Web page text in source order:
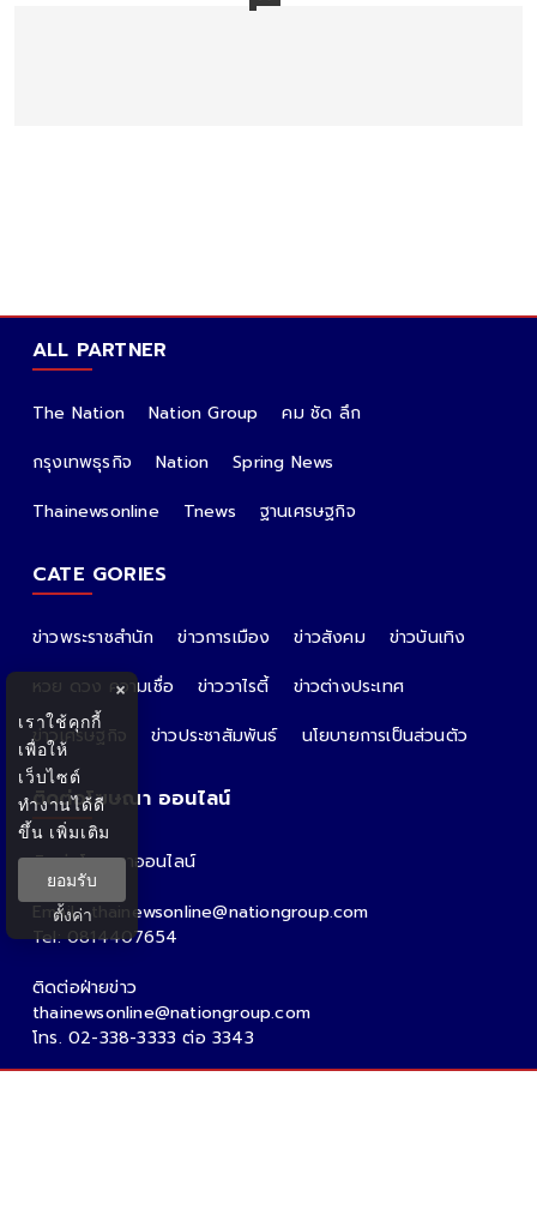
ALL PARTNER
The Nation Nation Group
คม ชัด ลึก
กรุงเทพธุรกิจ
Nation
Spring News
Thainewsonline
Tnews ฐานเศรษฐกิจ
CATE GORIES
ข่าวพระราชสำนัก ข่าวการเมือง ข่าวสังคม
ข่าวบันเทิง
หวย ดวง ความเชื่อ
ข่าววาไรตี้
ข่าวต่างประเทศ
ข่าวเศรษฐกิจ
ข่าวประชาสัมพันธ์ นโยบายการเป็นส่วนตัว
ติดต่อโฆษณา ออนไลน์
ติดต่อโฆษณาออนไลน์
คุณอ้อ
Email : thainewsonline@nationgroup.com
Tel: 0814407654
ติดต่อฝ่ายข่าว
thainewsonline@nationgroup.com
โทร. 02-338-3333 ต่อ 3343
×
เราใช้คุกกี้
เพื่อให้
เว็บไซต์
ทำงานได้ดี
ขึ้น เพิ่มเติม
ยอมรับ
ตั้งค่า